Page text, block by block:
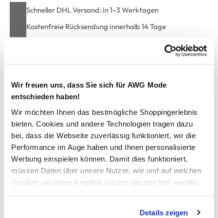
Wir freuen uns, dass Sie sich für AWG Mode
entschieden haben!
Wir möchten Ihnen das bestmögliche Shoppingerlebnis
bieten. Cookies und andere Technologien tragen dazu
bei, dass die Webseite zuverlässig funktioniert, wir die
Performance im Auge haben und Ihnen personalisierte
Werbung einspielen können. Damit dies funktioniert,
müssen Daten über unsere Nutzer, wie und auf welchen
Geräten sie unser Angebot nutzen, gespeichert werden.
Details zeigen
Schneller DHL Versand: in 1–3 Werktagen
Kostenfreie Rücksendung innerhalb 14 Tage
Kostenlose Filiallieferung in Ihre Wunschfiliale
Zur Wunschliste hinzufügen
Herren Strickpullover
bequemer Strickpullover von Tom Tailor
mit Rundhals-Ausschnitt
breite Bündchen am Ärmel und am Saum
Gummipatch links unten